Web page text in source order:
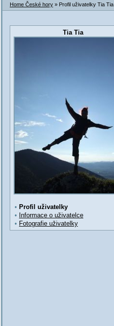
Home České hory » Profil uživatelky Tia Tia
Tia Tia
• Profil uživatelky
• Informace o uživatelce
• Fotografie uživatelky